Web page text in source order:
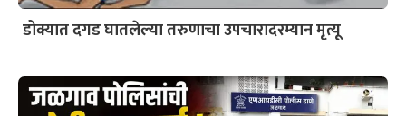
डोक्यात दगड घातलेल्या तरुणाचा उपचारादरम्यान मृत्यू